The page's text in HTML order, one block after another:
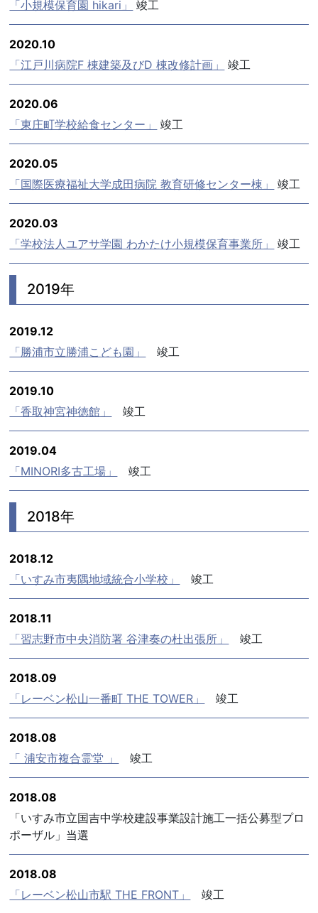
「小規模保育園 hikari」 竣工
2020.10
「江戸川病院F 棟建築及びD 棟改修計画」
竣工
2020.06
「東庄町学校給食センター」
竣工
2020.05
「国際医療福祉大学成田病院 教育研修センター棟」
竣工
2020.03
「学校法人ユアサ学園 わかたけ小規模保育事業所」
竣工
2019年
2019.12
「勝浦市立勝浦こども園」
竣工
2019.10
「香取神宮神徳館」
竣工
2019.04
「MINORI多古工場」
竣工
2018年
2018.12
「いすみ市夷隅地域統合小学校」
竣工
2018.11
「習志野市中央消防署 谷津奏の杜出張所」
竣工
2018.09
「レーベン松山一番町 THE TOWER」
竣工
2018.08
「 浦安市複合霊堂 」
竣工
2018.08
「いすみ市立国吉中学校建設事業設計施工一括公募型プロ
ポーザル」当選
2018.08
「レーベン松山市駅 THE FRONT」
竣工